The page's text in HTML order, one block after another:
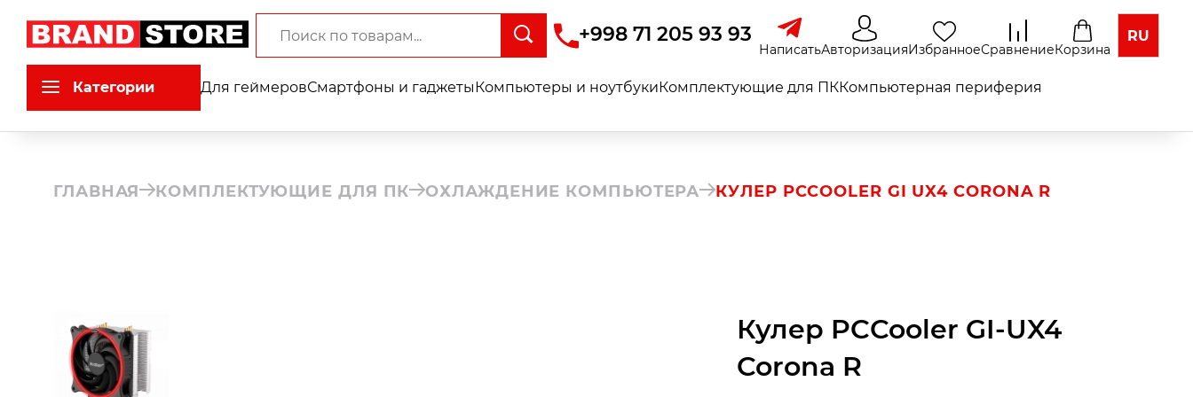
+998 71 205 93 93
НаписатьАвторизацияИзбранноеСравнениеКорзина
RU
Категории Для геймеровСмартфоны и гаджетыКомпьютеры и ноутбукиКомплектующие для ПККомпьютерная периферия
ГЛАВНАЯ КОМПЛЕКТУЮЩИЕ ДЛЯ ПК ОХЛАЖДЕНИЕ КОМПЬЮТЕРА КУЛЕР PCCOOLER GI UX4 CORONA R
Кулер PCCooler GI-UX4
Corona R